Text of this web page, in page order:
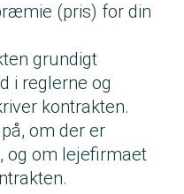
(pris) for din
grundigt
i reglerne og
kontrakten.
om der er
og om lejefirmaet